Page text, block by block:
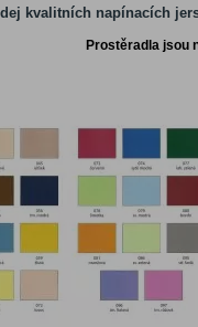
kvalitních napínacích
Prostěradla jsou